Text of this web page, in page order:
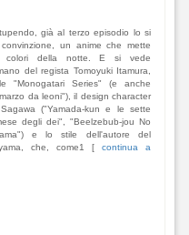
già al terzo episodio lo si
un anime che mette
colori della notte. E si vede
del regista Tomoyuki Itamura,
"Monogatari Series" (e anche
da leoni"), il design character
("Yamada-kun e le sette
degli dei", "Beelzebub-jou No
e lo stile dell'autore del
che, come1 [continua a